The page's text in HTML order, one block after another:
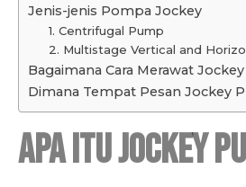
Jenis-jenis Pompa Jockey
1. Centrifugal Pump
2. Multistage Vertical and
Bagaimana Cara Merawat
Dimana Tempat Pesan Jockey
Apa itu Jockey